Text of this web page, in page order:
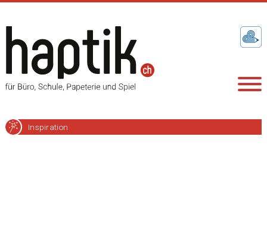
Inspiration